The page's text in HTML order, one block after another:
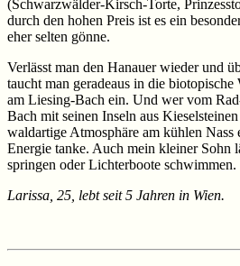
(Schwarzwälder-Kirsch-Torte,
durch den hohen Preis ist es ein
eher selten gönne.
Verlässt man den Hanauer wieder und
taucht man geradeaus in die biotopische
am Liesing-Bach ein. Und wer vom
Bach mit seinen Inseln aus
waldartige Atmosphäre am kühlen Nass
Energie tanke. Auch mein kleiner Sohn
springen oder Lichterboote schwimmen.
Larissa, 25, lebt seit 5 Jahren in Wien.